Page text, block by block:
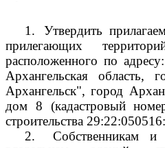
1.
Утвердить
прилегающих
расположенного по
Архангельская область,
Архангельск", город
дом 8 (кадастровый
строительства
2.
Собственникам